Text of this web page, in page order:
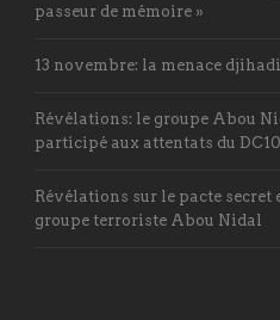
passeur de mémoire »
13 novembre: la menace
Révélations: le groupe Abou
participé aux attentats du
Révélations sur le pacte
groupe terroriste Abou Nidal